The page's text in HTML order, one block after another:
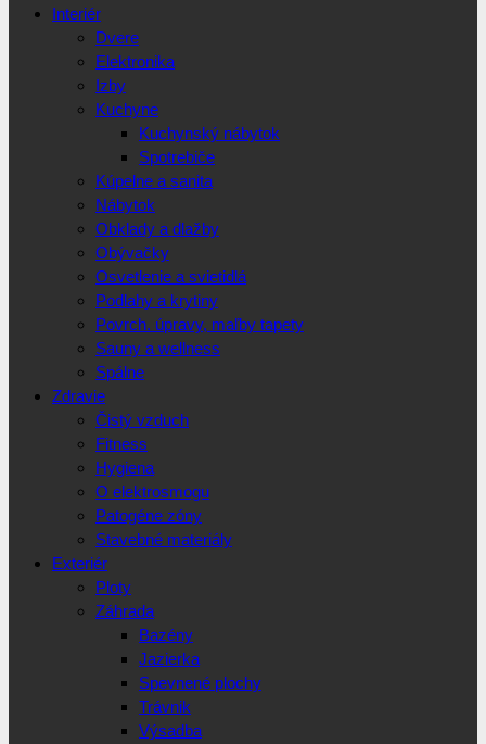
Interiér
Dvere
Elektronika
Izby
Kuchyne
Kuchynský nábytok
Spotrebiče
Kúpelne a sanita
Nábytok
Obklady a dlažby
Obývačky
Osvetlenie a svietidlá
Podlahy a krytiny
Povrch. úpravy, maľby tapety
Sauny a wellness
Spálne
Zdravie
Čistý vzduch
Fitness
Hygiena
O elektrosmogu
Patogéne zóny
Stavebné materiály
Exteriér
Ploty
Záhrada
Bazény
Jazierka
Spevnené plochy
Trávnik
Výsadba